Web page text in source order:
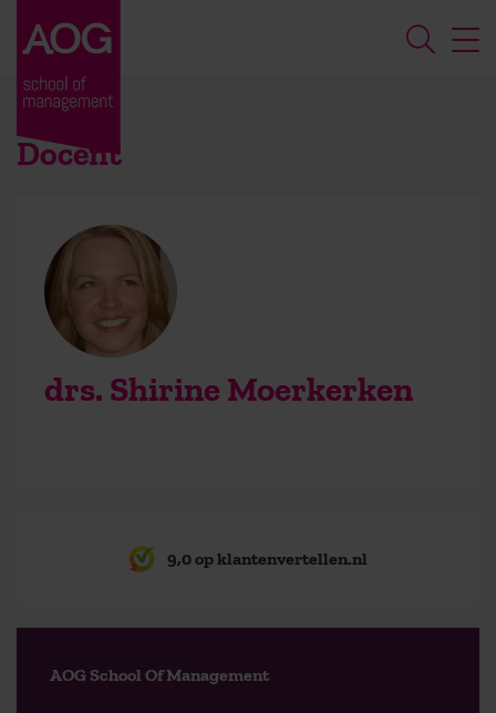
Docent
drs. Shirine Moerkerken
9,0 op klantenvertellen.nl
AOG School Of Management